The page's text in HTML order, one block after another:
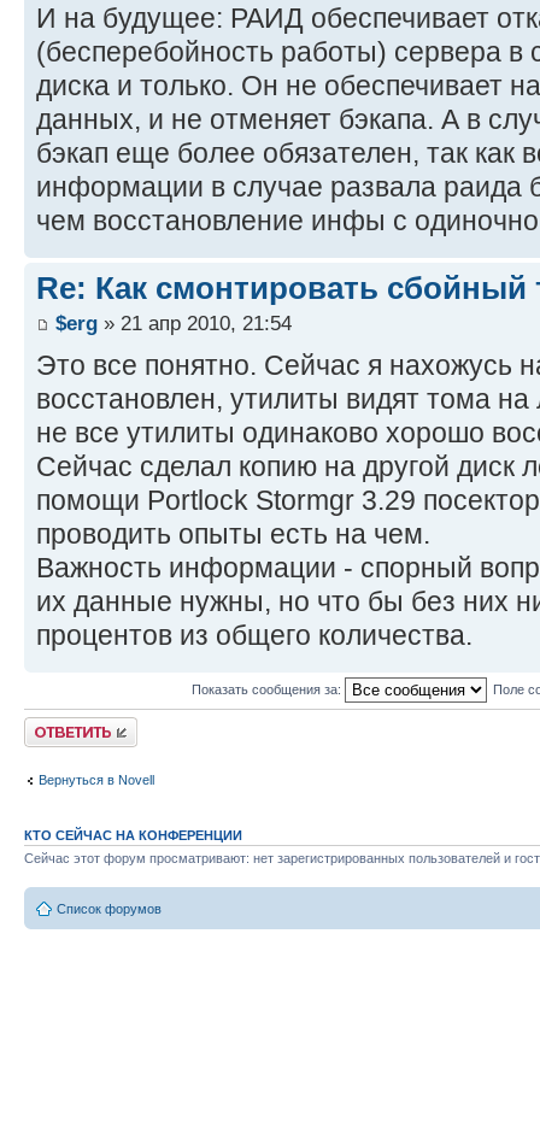
И на будущее: РАИД обеспечивает
(бесперебойность работы) сервера в
диска и только. Он не обеспечивает
данных, и не отменяет бэкапа. А в
бэкап еще более обязателен, так как
информации в случае развала раида
чем восстановление инфы с
Re: Как смонтировать сбойный
$erg » 21 апр 2010, 21:54
Это все понятно. Сейчас я нахожусь
восстановлен, утилиты видят тома на
не все утилиты одинаково хорошо
Сейчас сделал копию на другой диск
помощи Portlock Stormgr 3.29
проводить опыты есть на чем.
Важность информации - спорный
их данные нужны, но что бы без них
процентов из общего количества.
Показать сообщения за: Поле
Ответить
Вернуться в Novell
КТО СЕЙЧАС НА КОНФЕРЕНЦИИ
Сейчас этот форум просматривают: нет зарегистрированных пользователей и
Список форумов